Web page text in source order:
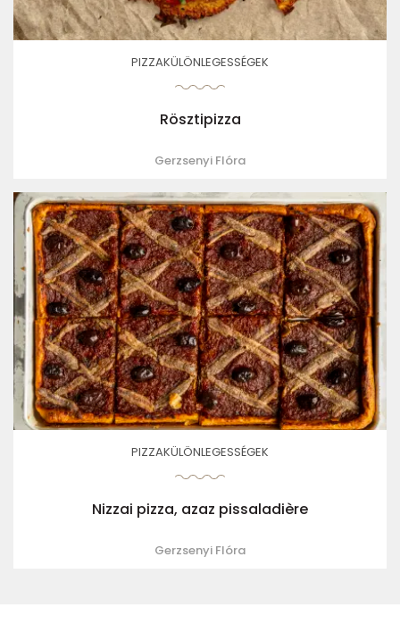
PIZZAKÜLÖNLEGESSÉGEK
Rösztipizza
Gerzsenyi Flóra
PIZZAKÜLÖNLEGESSÉGEK
Nizzai pizza, azaz pissaladière
Gerzsenyi Flóra